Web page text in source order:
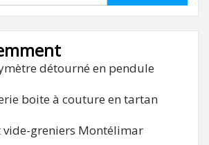
détourné en pendule
boite à couture en tartan
vide-greniers Montélimar